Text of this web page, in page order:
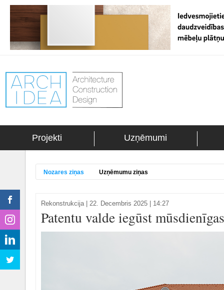
Projekti Uzņēmumi
Nozares ziņas Uzņēmumu ziņas
Rekonstrukcija| 22. Decembris 2025 | 14:27
Patentu valde iegūst